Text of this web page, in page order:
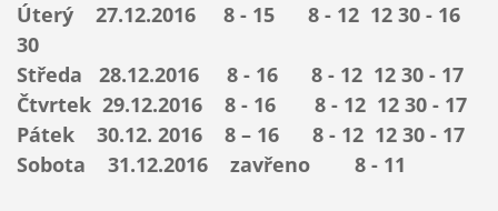
Úterý 27.12.2016 8 - 15 8 - 12 12 30 - 16
30
Středa 28.12.2016 8 - 16 8 - 12 12 30 - 17
Čtvrtek 29.12.2016 8 - 16 8 - 12 12 30 - 17
Pátek 30.12. 2016 8 – 16 8 - 12 12 30 - 17
Sobota 31.12.2016 zavřeno 8 - 11